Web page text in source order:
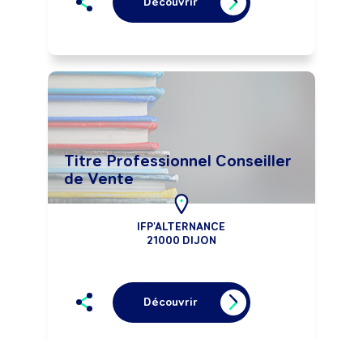
Titre Professionnel Conseiller
de Vente
IFP'ALTERNANCE
21000 DIJON
Découvrir